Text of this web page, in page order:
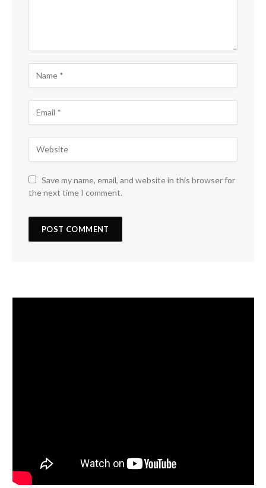
Save my name, email, and website in this browser for
the next time I comment.